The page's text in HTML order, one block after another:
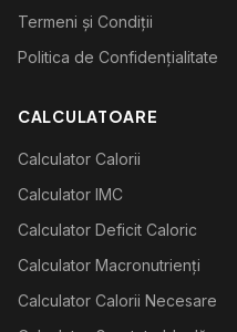
Termeni și Condiții
Politica de Confidențialitate
CALCULATOARE
Calculator Calorii
Calculator IMC
Calculator Deficit Caloric
Calculator Macronutrienți
Calculator Calorii Necesare